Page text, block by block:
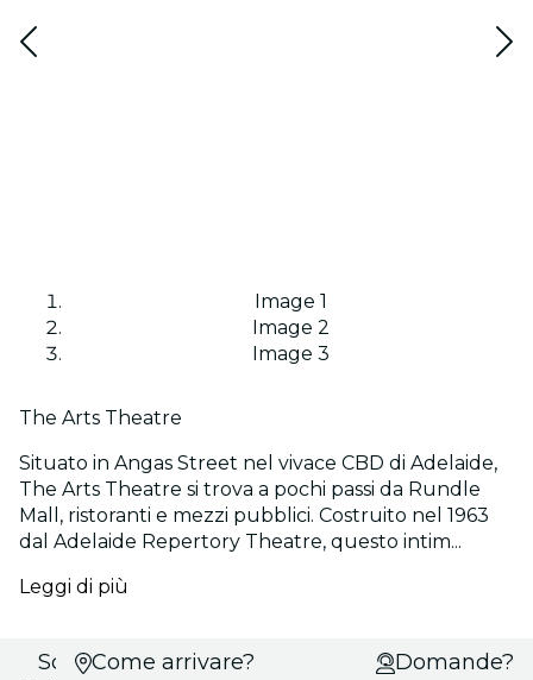
Image 1
Image 2
Image 3
The Arts Theatre
Situato in Angas Street nel vivace CBD di Adelaide,
The Arts Theatre si trova a pochi passi da Rundle
Mall, ristoranti e mezzi pubblici. Costruito nel 1963
dal Adelaide Repertory Theatre, questo intim...
Leggi di più
ScegliCome arrivare? Domande?